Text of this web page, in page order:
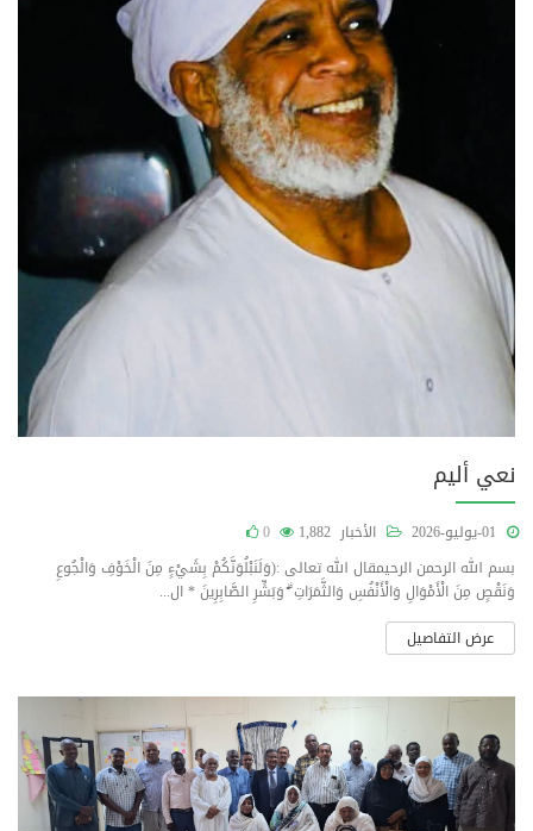
نعي أليم
الأخبار 1,882
0
بسم الله الرحمن الرحيمقال الله تعالى :(وَلَنَبْلُوَنَّكُمْ بِشَيْءٍ مِنَ الْخَوْفِ وَالْجُوعِ
وَنَقْصٍ مِنَ الْأَمْوَالِ وَالْأَنْفُسِ وَالثَّمَرَاتِ ۗ وَبَشِّرِ الصَّابِرِينَ * ال...
عرض التفاصيل